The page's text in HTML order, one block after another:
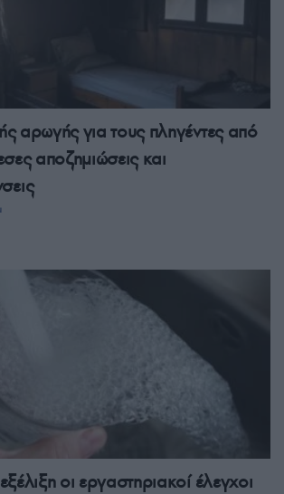
αρωγής για τους πληγέντες από
αποζημιώσεις και
οι εργαστηριακοί έλεγχοι